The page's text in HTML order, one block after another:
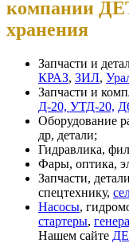
компании
хранения
Запчасти и
КРАЗ, ЗИЛ,
Запчасти и
Д-20, УТД-20,
Оборудование
др, детали;
Гидравлика,
Фары, оптика,
Запчасти,
спецтехнику,
Насосы,
стартеры,
Нашем сайте